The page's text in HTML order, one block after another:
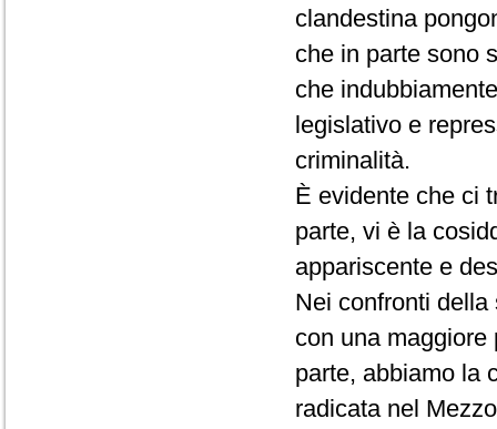
clandestina
che in parte sono
che
legislativo e
criminalità.
È evidente che ci
parte, vi è la
appariscente e
Nei confronti
con una
parte, abbiamo la
radicata nel